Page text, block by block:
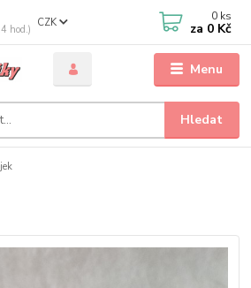
Menu
CZK
Hledat
hod.)
0 ks
za 0 Kč